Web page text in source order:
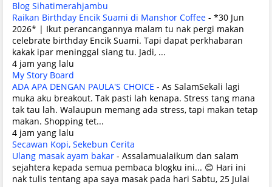
Blog Sihatimerahjambu
Raikan Birthday Encik Suami di Manshor Coffee - *30 Jun
2026* | Ikut perancangannya malam tu nak pergi makan
celebrate birthday Encik Suami. Tapi dapat perkhabaran
kakak ipar meninggal siang tu. Jadi, ...
4 jam yang lalu
My Story Board
ADA APA DENGAN PAULA'S CHOICE - As SalamSekali lagi
muka aku breakout. Tak pasti lah kenapa. Stress tang mana
tak tau lah. Walaupun memang ada stress, tapi makan tetap
makan. Shopping tet...
4 jam yang lalu
Secawan Kopi, Sekebun Cerita
Ulang masak ayam bakar - Assalamualaikum dan salam
sejahtera kepada semua pembaca blogku ini... 😊 Hari ini
nak tulis tentang apa saya masak pada hari Sabtu, 25 Julai